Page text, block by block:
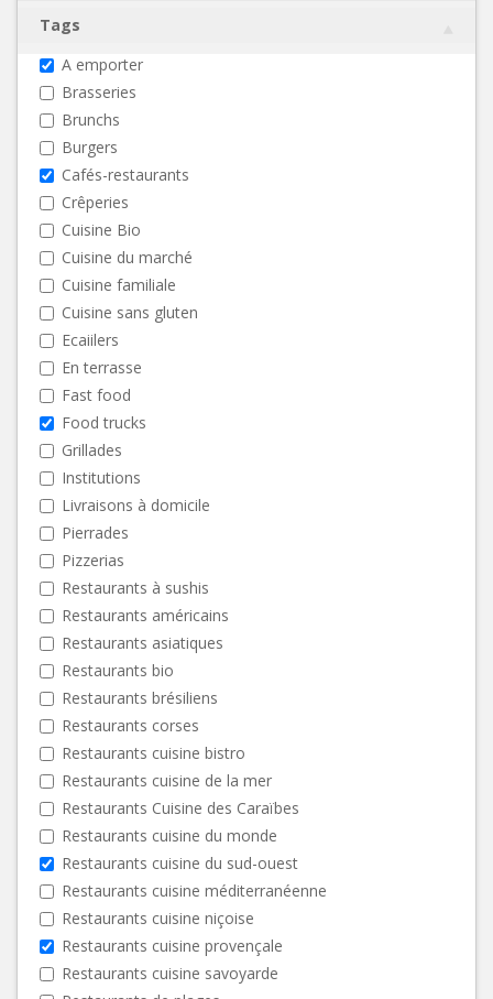
Tags
A emporter
Brasseries
Brunchs
Burgers
Cafés-restaurants
Crêperies
Cuisine Bio
Cuisine du marché
Cuisine familiale
Cuisine sans gluten
Ecaiilers
En terrasse
Fast food
Food trucks
Grillades
Institutions
Livraisons à domicile
Pierrades
Pizzerias
Restaurants à sushis
Restaurants américains
Restaurants asiatiques
Restaurants bio
Restaurants brésiliens
Restaurants corses
Restaurants cuisine bistro
Restaurants cuisine de la mer
Restaurants Cuisine des Caraïbes
Restaurants cuisine du monde
Restaurants cuisine du sud-ouest
Restaurants cuisine méditerranéenne
Restaurants cuisine niçoise
Restaurants cuisine provençale
Restaurants cuisine savoyarde